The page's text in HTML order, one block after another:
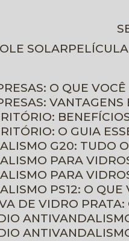
SOLAR
O QUE
O GUIA
G20: TUDO
PARA
PARA
PS12: O
DE VIDRO